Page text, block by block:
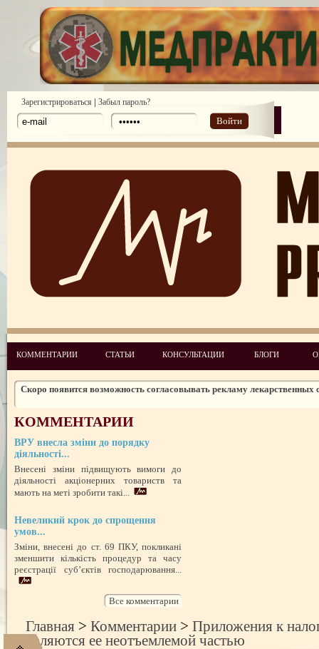
Зарегистрироваться | Забыл пароль?
Войти
КОММЕНТАРИИ СТАТЬИ КОНСУЛЬТАЦИИ БЛОГИ
Законодательство: нормативные акты и проекты №1 2010
Законодательство: нормативные акты и проекты №2 2010
Законодательство: нормативные акты и проекты № 5 2010
Новые лицензионные условия осуществления деятельности по
практике
Чего ожидать налогоплательщикам в 2011 году
Скоро появится возможность согласовывать рекламу лекарственных
Обзор изменений налогового законодательства на 2012 год
КОММЕНТАРИИ
ВРУ внесла зміни до порядку
діяльності...
Внесені зміни підвищують вимоги до
діяльності акціонерних товариств та
мають на меті зробити такі...
Невеликий крок до спрощення
умов...
Зміни, внесені до ст. 69 ПКУ, покликані
зменшити кількість процедур та часу
реєстрації суб’єктів господарювання...
Все комментарии
Главная > Комментарии > Приложения к
являются ее неотъемлемой частью